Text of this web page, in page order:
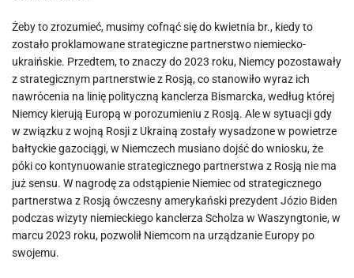
Żeby to zrozumieć, musimy cofnąć się do kwietnia br., kiedy to
zostało proklamowane strategiczne partnerstwo niemiecko-
ukraińskie. Przedtem, to znaczy do 2023 roku, Niemcy pozostawały
z strategicznym partnerstwie z Rosją, co stanowiło wyraz ich
nawrócenia na linię polityczną kanclerza Bismarcka, według której
Niemcy kierują Europą w porozumieniu z Rosją. Ale w sytuacji gdy
w związku z wojną Rosji z Ukrainą zostały wysadzone w powietrze
bałtyckie gazociągi, w Niemczech musiano dojść do wniosku, że
póki co kontynuowanie strategicznego partnerstwa z Rosją nie ma
już sensu. W nagrodę za odstąpienie Niemiec od strategicznego
partnerstwa z Rosją ówczesny amerykański prezydent Józio Biden
podczas wizyty niemieckiego kanclerza Scholza w Waszyngtonie, w
marcu 2023 roku, pozwolił Niemcom na urządzanie Europy po
swojemu.